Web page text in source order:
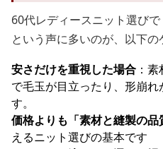
60代レディースニット選びで
という声に多いのが、以下の
安さだけを重視した場合 ：
で毛玉が目立ったり、形崩
す。
価格よりも「素材と縫製の品
えるニット選びの基本です